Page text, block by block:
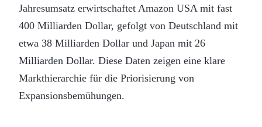
Jahresumsatz erwirtschaftet Amazon USA mit fast
400 Milliarden Dollar, gefolgt von Deutschland mit
etwa 38 Milliarden Dollar und Japan mit 26
Milliarden Dollar. Diese Daten zeigen eine klare
Markthierarchie für die Priorisierung von
Expansionsbemühungen.